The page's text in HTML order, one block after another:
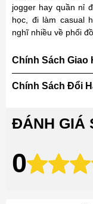
jogger hay quần nỉ
học, đi làm casual
nghĩ nhiều về phối đồ.
Chính Sách Giao
Chính Sách Đổi
ĐÁNH GIÁ
0